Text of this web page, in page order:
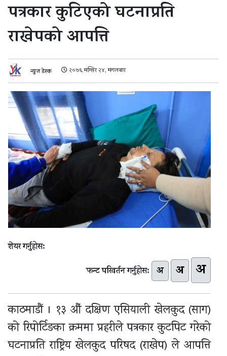
पत्रकार कुटिएको घटनाप्रति
राखेपको आपत्ति
न्युज डेस्क २०७६ मंग्सिर २४, मंगलबार
शेयर गर्नुहोस:
फन्ट परिवर्तन गर्नुहोस: अ अ अ
काठमाडौं । १३ औं दक्षिण एसियाली खेलकुद (साग)
को रिपोर्टिङका क्रममा प्रहरीले पत्रकार कुटपिट गरेको
घटनाप्रति राष्ट्रिय खेलकुद परिषद (राखेप) ले आपत्ति